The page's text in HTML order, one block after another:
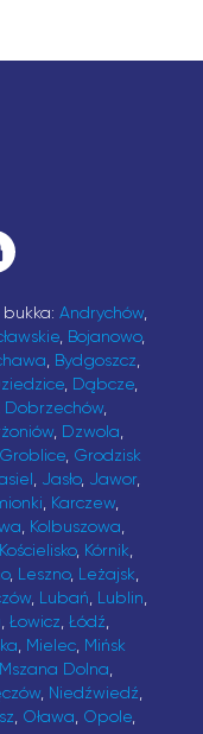
Andrychów,
, Bojanowo,
, Bydgoszcz,
, Dąbcze,
Dobrzechów,
, Dzwola,
Groblice, Grodzisk
, Jasło, Jawor,
, Karczew,
, Kolbuszowa,
Kościelisko, Kórnik,
, Leszno, Leżajsk,
, Lubań, Lublin,
, Łowicz, Łódź,
, Mielec, Mińsk
Mszana Dolna,
, Niedźwiedź,
, Oława, Opole,